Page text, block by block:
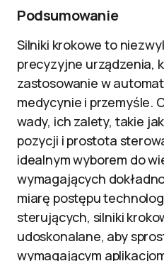
Podsumowanie
Silniki krokowe to
precyzyjne urządzenia,
zastosowanie w
medycynie i przemyśle.
wady, ich zalety, takie
pozycji i prostota
idealnym wyborem do
wymagających
miarę postępu
sterujących, silniki
udoskonalane, aby
wymagającym